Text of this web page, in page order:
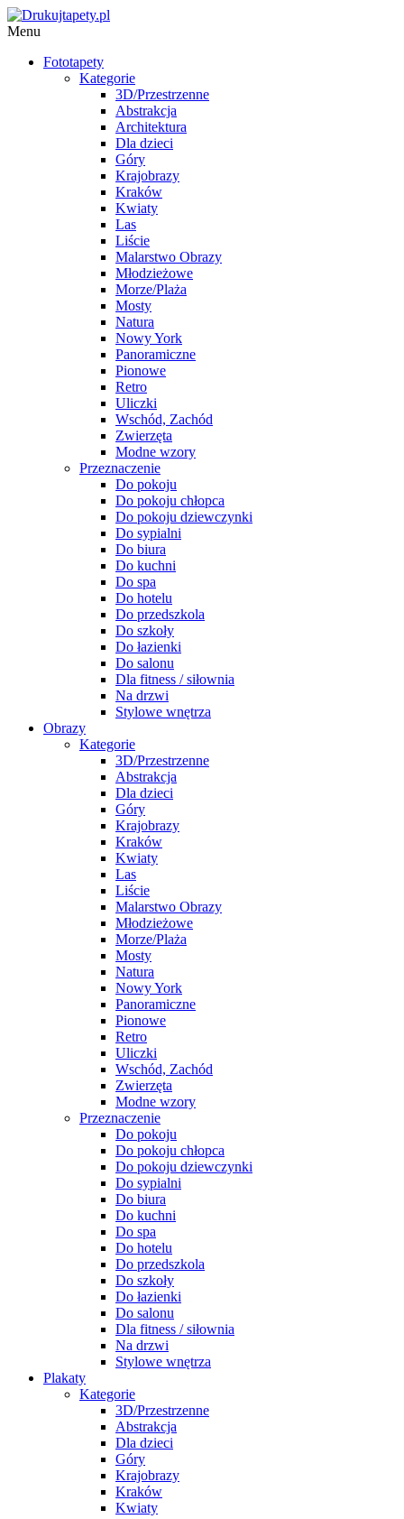
Menu
Fototapety
Kategorie
3D/Przestrzenne
Abstrakcja
Architektura
Dla dzieci
Góry
Krajobrazy
Kraków
Kwiaty
Las
Liście
Malarstwo Obrazy
Młodzieżowe
Morze/Plaża
Mosty
Natura
Nowy York
Panoramiczne
Pionowe
Retro
Uliczki
Wschód, Zachód
Zwierzęta
Modne wzory
Przeznaczenie
Do pokoju
Do pokoju chłopca
Do pokoju dziewczynki
Do sypialni
Do biura
Do kuchni
Do spa
Do hotelu
Do przedszkola
Do szkoły
Do łazienki
Do salonu
Dla fitness / siłownia
Na drzwi
Stylowe wnętrza
Obrazy
Kategorie
3D/Przestrzenne
Abstrakcja
Dla dzieci
Góry
Krajobrazy
Kraków
Kwiaty
Las
Liście
Malarstwo Obrazy
Młodzieżowe
Morze/Plaża
Mosty
Natura
Nowy York
Panoramiczne
Pionowe
Retro
Uliczki
Wschód, Zachód
Zwierzęta
Modne wzory
Przeznaczenie
Do pokoju
Do pokoju chłopca
Do pokoju dziewczynki
Do sypialni
Do biura
Do kuchni
Do spa
Do hotelu
Do przedszkola
Do szkoły
Do łazienki
Do salonu
Dla fitness / siłownia
Na drzwi
Stylowe wnętrza
Plakaty
Kategorie
3D/Przestrzenne
Abstrakcja
Dla dzieci
Góry
Krajobrazy
Kraków
Kwiaty